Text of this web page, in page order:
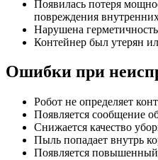
Появилась потеря
повреждения
Нарушена
Контейнер был утерян
Ошибки при
Робот не определяет
Появляется сообщение
Снижается качество
Пыль попадает внутрь
Появляется